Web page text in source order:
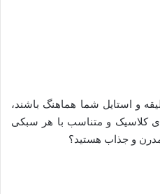
و استایل شما هماهنگ باشند،
کلاسیک و متناسب با هر سبکی
مدرن و جذاب هستید؟